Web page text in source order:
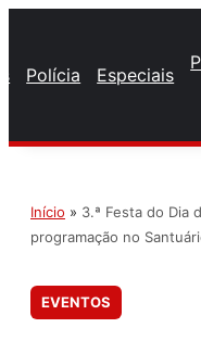
Polícia Especiais
Início » 3.ª Festa do Dia
programação no
EVENTOS